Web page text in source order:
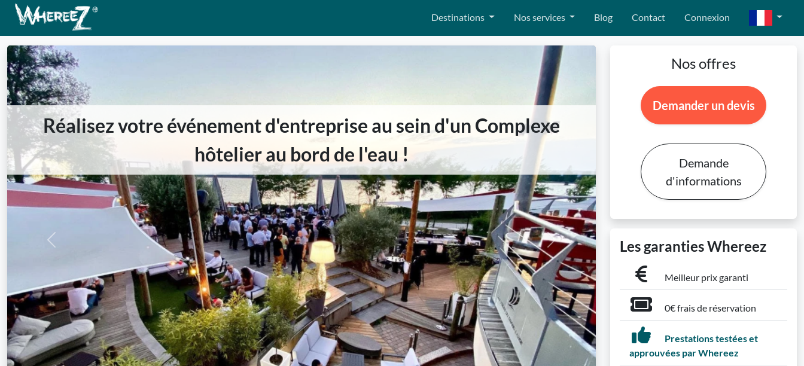
Destinations Nos services Blog Contact Connexion
Réalisez votre événement d'entreprise au sein d'un Complexe
hôtelier au bord de l'eau !
Previous Next
Nos offres
Demander un devis
Demande
d'informations
Les garanties Whereez
Meilleur prix garanti
0€ frais de réservation
Prestations testées et
approuvées par Whereez